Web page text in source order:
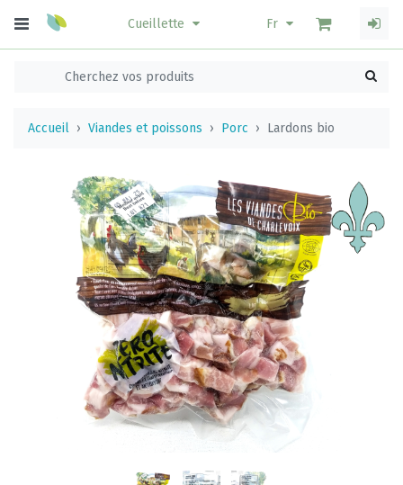
Cueillette Fr
Accueil Viandes et poissons Porc Lardons bio